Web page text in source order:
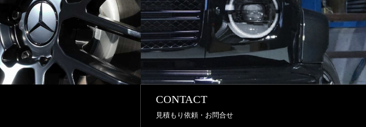
CONTACT
見積もり依頼・お問合せ